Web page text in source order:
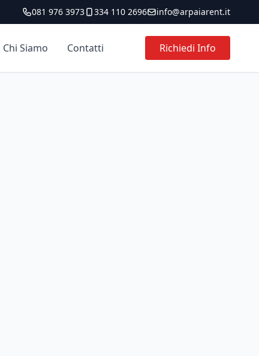
081 976 3973 334 110 2696 info@arpaiarent.it
Chi Siamo Contatti Richiedi Info